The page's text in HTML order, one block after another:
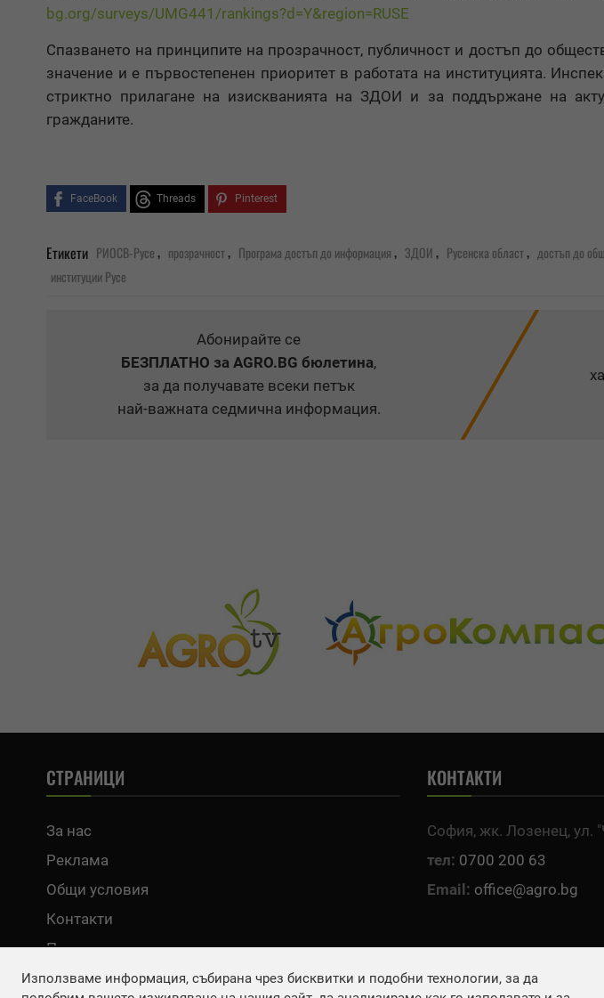
bg.org/surveys/UMG441/rankings?d=Y&region=RUSE
Спазването на принципите на прозрачност, публичност и достъп до
значение и е първостепенен приоритет в работата на институцията.
стриктно прилагане на изискванията на ЗДОИ и за поддържане на
гражданите.
FaceBook Threads Pinterest
Етикети РИОСВ-Русе, прозрачност, Програма достъп до информация, ЗДОИ, Русенска област, достъп до
институции Русе
Абонирайте се
БЕЗПЛАТНО за AGRO.BG бюлетина,
за да получавате всеки петък
най-важната седмична информация.
СТРАНИЦИ
За нас
Реклама
Общи условия
Контакти
Политика за поверителност
КОНТАКТИ
София, жк. Лозенец, ул.
тел: 0700 200 63
Email: office@agro.bg
Използваме информация, събирана чрез бисквитки и подобни технологии, за да